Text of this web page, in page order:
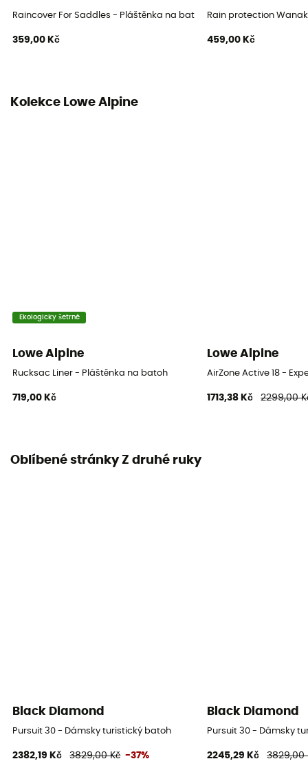
Raincover For Saddles - Pláštěnka na batoh
359,00 Kč
Rain protection
459,00 Kč
Kolekce Lowe Alpine
Ekologicky šetrné
Lowe Alpine
Rucksac Liner - Pláštěnka na batoh
719,00 Kč
Lowe Alpine
AirZone Active 18 -
1713,38 Kč 2299,00
Oblíbené stránky Z druhé ruky
Black Diamond
Pursuit 30 - Dámsky turistický batoh
2382,19 Kč 3829,00 Kč -37%
Black Diamond
Pursuit 30 - Dámsky
2245,29 Kč 3829,00